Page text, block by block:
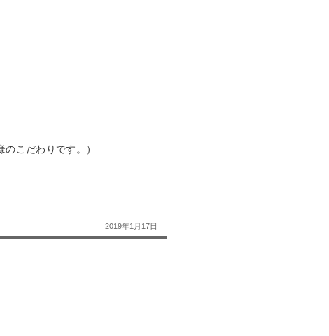
こだわりです。）
2019年1月17日